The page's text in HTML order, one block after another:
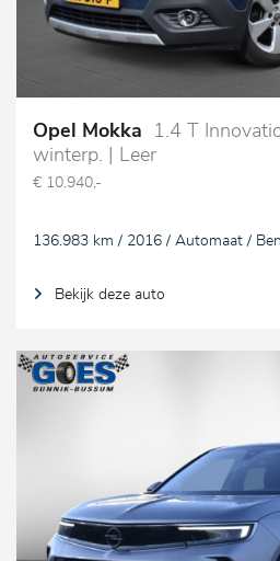
Opel Mokka
1.4 T
winterp. | Leer
€ 10.940,-
136.983 km / 2016 / Automaat /
Bekijk deze auto